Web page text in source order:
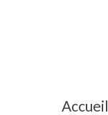
Accueil